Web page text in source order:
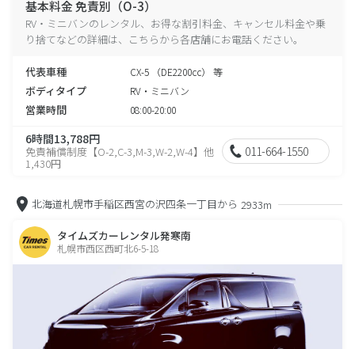
基本料金 免責別（O-3）
RV・ミニバンのレンタル、お得な割引料金、キャンセル料金や乗
り捨てなどの詳細は、こちらから各店舗にお電話ください。
代表車種 CX-5 （DE2200cc） 等
ボディタイプ RV・ミニバン
営業時間 08:00-20:00
6時間13,788円
免責補償制度【O-2,C-3,M-3,W-2,W-4】他
1,430円
011-664-1550
北海道札幌市手稲区西宮の沢四条一丁目から 2933m
タイムズカーレンタル発寒南
札幌市西区西町北6-5-18